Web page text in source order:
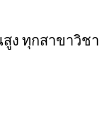
ง ทุกสาขาวิชา